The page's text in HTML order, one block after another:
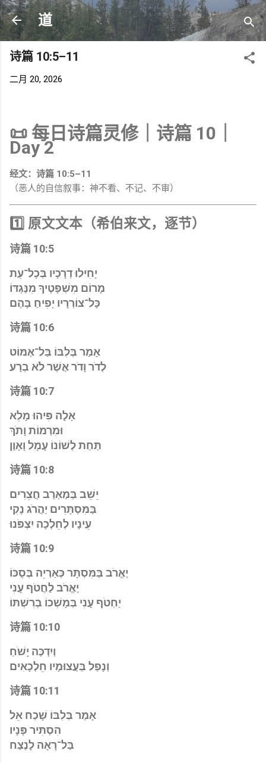
跳至主要内容
道
诗篇 10:5–11
二月 20, 2026
📜 每日诗篇灵修｜诗篇 10｜
Day 2
经文：诗篇 10:5–11
（恶人的自信叙事：神不看、不记、不审）
1️⃣ 原文文本（希伯来文，逐节）
诗篇 10:5
יָחִילוּ דְרָכָיו בְּכָל־עֵת
מָרוֹם מִשְׁפָּטֶיךָ מִנֶּגְדּוֹ
כָּל־צוֹרְרָיו יָפִיחַ בָּהֶם
诗篇 10:6
אָמַר בְּלִבּוֹ בַּל־אֶמּוֹט
לְדֹר וָדֹר אֲשֶׁר לֹא בְרָע
诗篇 10:7
אָלָה פִּיהוּ מָלֵא
וּמִרְמוֹת וָתֹךְ
תַּחַת לְשׁוֹנוֹ עָמָל וָאָוֶן
诗篇 10:8
יֵשֵׁב בְּמַאְרַב חֲצֵרִים
בַּמִּסְתָּרִים יַהֲרֹג נָקִי
עֵינָיו לְחֵלְכָה יִצְפֹּנוּ
诗篇 10:9
יֶאֱרֹב בַּמִּסְתָּר כְּאַרְיֵה בְּסֻכּוֹ
יֶאֱרֹב לַחֲטֹף עָנִי
יַחְטֹף עָנִי בְּמָשְׁכוֹ בְרִשְׁתּוֹ
诗篇 10:10
וְיִדְכֶּה יָשֹׁחַ
וְנָפַל בַּעֲצוּמָיו חֵלְכָאִים
诗篇 10:11
אָמַר בְּלִבּוֹ שָׁכַח אֵל
הִסְתִּיר פָּנָיו
בַּל־רָאָה לָנֶצַח